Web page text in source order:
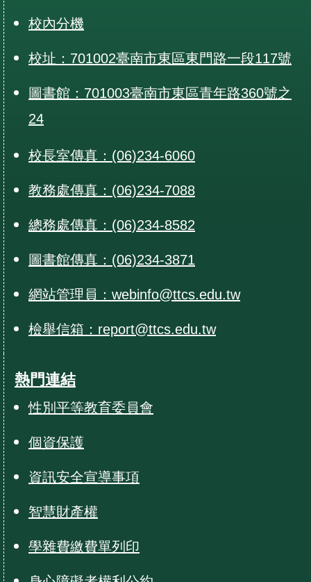
校內分機
校址：701002臺南市東區東門路一段117號
圖書館：701003臺南市東區青年路360號之
24
校長室傳真：(06)234-6060
教務處傳真：(06)234-7088
總務處傳真：(06)234-8582
圖書館傳真：(06)234-3871
網站管理員：webinfo@ttcs.edu.tw
檢舉信箱：report@ttcs.edu.tw
熱門連結
性別平等教育委員會
個資保護
資訊安全宣導事項
智慧財產權
學雜費繳費單列印